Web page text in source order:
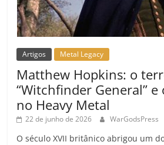
Artigos Metal Legacy
Matthew Hopkins: o
“Witchfinder General” e
no Heavy Metal
22 de junho de 2026 WarGodsPress
O século XVII britânico abrigou um